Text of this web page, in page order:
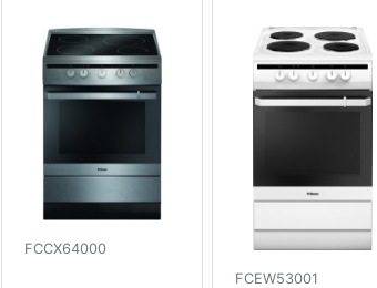
FCCX64000
FCEW53001